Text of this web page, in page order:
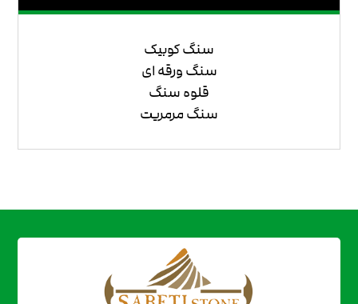
سنگ کوبیک
سنگ ورقه ای
قلوه سنگ
سنگ مرمریت